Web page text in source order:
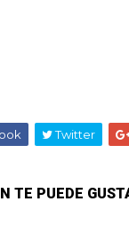
Twitter
TE PUEDE